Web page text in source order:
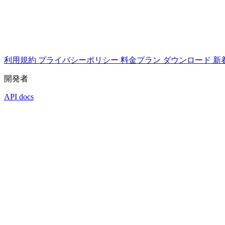
利用規約 プライバシーポリシー 料金プラン ダウンロード 新
開発者
API docs